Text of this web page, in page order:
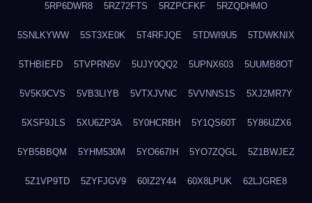
5RP6DWR8 5RZ72FTS 5RZPCFKF 5RZQDHMO
5SNLKYWW 5ST3XE0K 5T4RFJQE 5TDWI9U5 5TDWKNIX
5THBIEFD 5TVPRN5V 5UJY0QQ2 5UPNX603 5UUMB8OT
5V5K9CVS 5VB3LIYB 5VTXJVNC 5VVNNS1S 5XJ2MR7Y
5XSF9JLS 5XU6ZP3A 5Y0HCRBH 5Y1QS60T 5Y86UZX6
5YB5BBQM 5YHM530M 5YO667IH 5YO7ZQGL 5Z1BWJEZ
5Z1VP9TD 5ZYFJGV9 60IZ2Y44 60X8LPUK 62LJGRE8